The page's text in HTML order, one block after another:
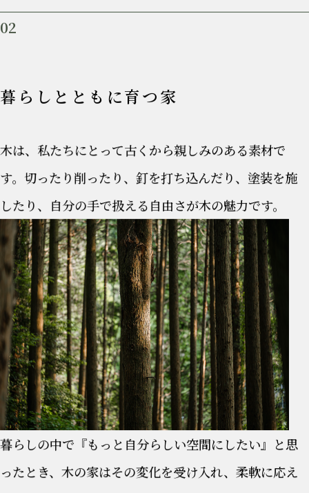
02
暮らしとともに育つ家
木は、私たちにとって古くから親しみのある素材で
す。切ったり削ったり、釘を打ち込んだり、塗装を施
したり、自分の手で扱える自由さが木の魅力です。
暮らしの中で『もっと自分らしい空間にしたい』と思
ったとき、木の家はその変化を受け入れ、柔軟に応え